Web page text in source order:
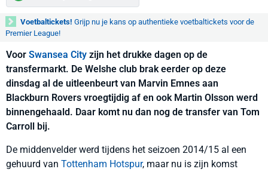
Voetbaltickets! Grijp nu je kans op authentieke voetbaltickets voor de
Premier League!
Voor Swansea City zijn het drukke dagen op de
transfermarkt. De Welshe club brak eerder op deze
dinsdag al de uitleenbeurt van Marvin Emnes aan
Blackburn Rovers vroegtijdig af en ook Martin Olsson werd
binnengehaald. Daar komt nu dan nog de transfer van Tom
Carroll bij.
De middenvelder werd tijdens het seizoen 2014/15 al een
gehuurd van Tottenham Hotspur, maar nu is zijn komst